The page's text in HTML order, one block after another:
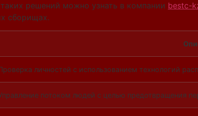
решений можно узнать в компании bestc-
сборищах.
личностей с использованием технологий
потоком людей с целью предотвращения